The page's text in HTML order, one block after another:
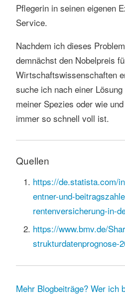
Pflegerin in seinen eigenen
Service.
Nachdem ich dieses
demnächst den Nobelpreis
Wirtschaftswissenschaften
suche ich nach einer
meiner Spezies oder wie
immer so schnell voll ist.
Quellen
https://de.statista.com/
entner-und-
rentenversicherung-in-
https://www.bmv.de/
strukturdatenprognose-
Mehr Blogbeiträge? Wer ich